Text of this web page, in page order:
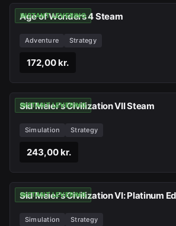
INSTANT LEVERING
Age of Wonders 4 Steam
Adventure Strategy
172,00 kr.
INSTANT LEVERING
Sid Meier's Civilization VII Steam
Simulation Strategy
243,00 kr.
INSTANT LEVERING
Sid Meier's Civilization VI: Platinum
Simulation Strategy